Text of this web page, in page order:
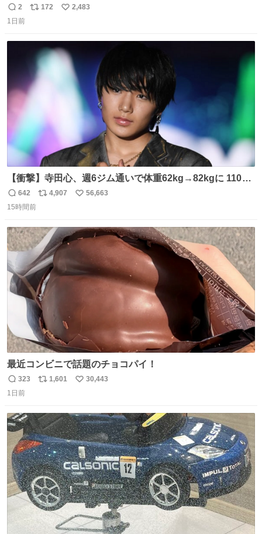
てかっこ悪いなぁ →せや
返
信
2
リ
数
172
い
数
2,483
1日前
【衝撃】寺田心、週6ジム通いで体重62kg→82kgに 110kg
のベンチプレス持ち上げる姿披露
news.livedoor.com/article/detail… 元々自重のみだった
のためおにぎり10個、ゼリー飲料3～4本、パスタと毎日4
千kcalオーバーの食事を摂取し、増量したという。
返
信
642
リ
ト
数
4,907
い
数
56,663
15時間前
最近コンビニで話題のチョコパイ！
返
信
323
リ
ト
数
1,601
い
数
30,443
1日前